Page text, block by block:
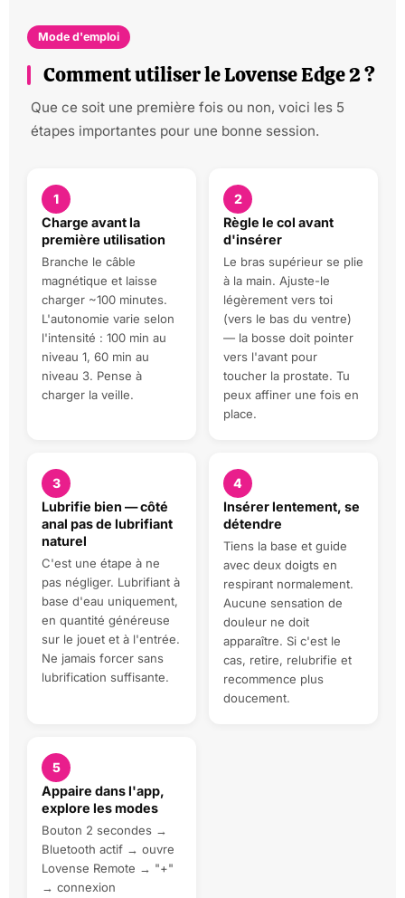
Mode d'emploi
Comment utiliser le Lovense Edge 2 ?
Que ce soit une première fois ou non, voici les 5
étapes importantes pour une bonne session.
1
Charge avant la
première utilisation
Branche le câble
magnétique et laisse
charger ~100 minutes.
L'autonomie varie selon
l'intensité : 100 min au
niveau 1, 60 min au
niveau 3. Pense à
charger la veille.
2
Règle le col avant
d'insérer
Le bras supérieur se plie
à la main. Ajuste-le
légèrement vers toi
(vers le bas du ventre)
— la bosse doit pointer
vers l'avant pour
toucher la prostate. Tu
peux affiner une fois en
place.
3
Lubrifie bien — côté
anal pas de lubrifiant
naturel
C'est une étape à ne
pas négliger. Lubrifiant à
base d'eau uniquement,
en quantité généreuse
sur le jouet et à l'entrée.
Ne jamais forcer sans
lubrification suffisante.
4
Insérer lentement, se
détendre
Tiens la base et guide
avec deux doigts en
respirant normalement.
Aucune sensation de
douleur ne doit
apparaître. Si c'est le
cas, retire, relubrifie et
recommence plus
doucement.
5
Appaire dans l'app,
explore les modes
Bouton 2 secondes →
Bluetooth actif → ouvre
Lovense Remote → "+"
→ connexion